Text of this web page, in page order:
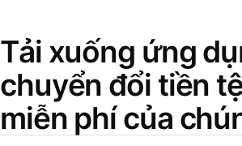
Tải xuống ứng
chuyển đổi tiền
miễn phí của